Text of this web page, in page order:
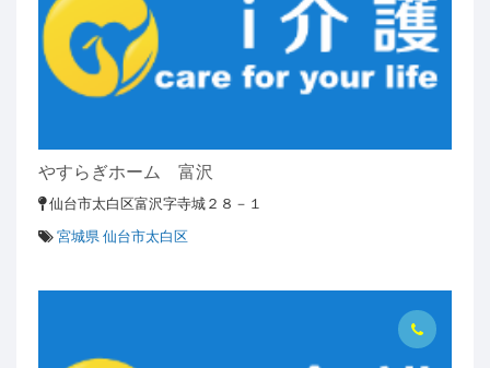
やすらぎホーム 富沢
仙台市太白区富沢字寺城２８－１
宮城県 仙台市太白区